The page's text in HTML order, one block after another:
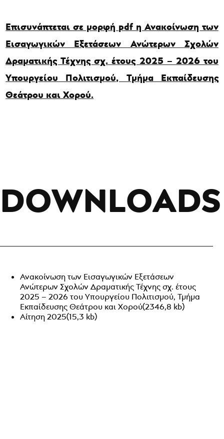
Επισυνάπτεται σε μορφή pdf η Ανακοίνωση των
Εισαγωγικών Εξετάσεων Ανώτερων Σχολών
Δραματικής Τέχνης σχ. έτους 2025 – 2026 του
Υπουργείου Πολιτισμού, Τμήμα Εκπαίδευσης
Θεάτρου και Χορού.
DOWNLOADS
Ανακοίνωση των Εισαγωγικών Εξετάσεων
Ανώτερων Σχολών Δραματικής Τέχνης σχ. έτους
2025 – 2026 του Υπουργείου Πολιτισμού, Τμήμα
Εκπαίδευσης Θεάτρου και Χορού(2346,8 kb)
Αίτηση 2025(15,3 kb)